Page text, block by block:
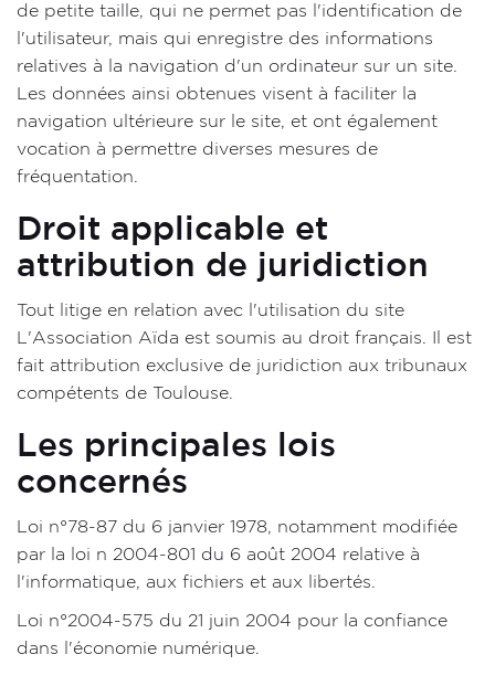
de petite taille, qui ne permet pas l'identification de
l'utilisateur, mais qui enregistre des informations
relatives à la navigation d'un ordinateur sur un site.
Les données ainsi obtenues visent à faciliter la
navigation ultérieure sur le site, et ont également
vocation à permettre diverses mesures de
fréquentation.
Droit applicable et
attribution de juridiction
Tout litige en relation avec l'utilisation du site
L'Association Aïda est soumis au droit français. Il est
fait attribution exclusive de juridiction aux tribunaux
compétents de Toulouse.
Les principales lois
concernés
Loi n°78-87 du 6 janvier 1978, notamment modifiée
par la loi n 2004-801 du 6 août 2004 relative à
l'informatique, aux fichiers et aux libertés.
Loi n°2004-575 du 21 juin 2004 pour la confiance
dans l'économie numérique.